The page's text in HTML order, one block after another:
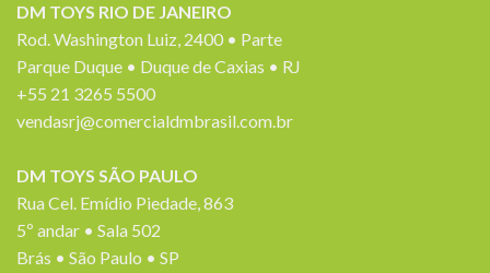
DM TOYS RIO DE JANEIRO
Rod. Washington Luiz, 2400 • Parte
Parque Duque • Duque de Caxias • RJ
+55 21 3265 5500
vendasrj@comercialdmbrasil.com.br
DM TOYS SÃO PAULO
Rua Cel. Emídio Piedade, 863
5º andar • Sala 502
Brás • São Paulo • SP